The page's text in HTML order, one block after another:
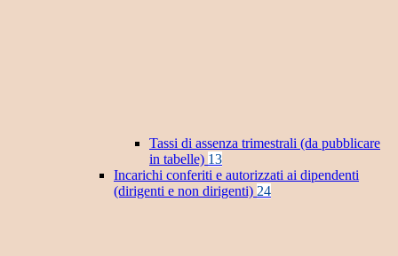
Tassi di assenza trimestrali (da pubblicare
in tabelle) 13
Incarichi conferiti e autorizzati ai dipendenti
(dirigenti e non dirigenti) 24